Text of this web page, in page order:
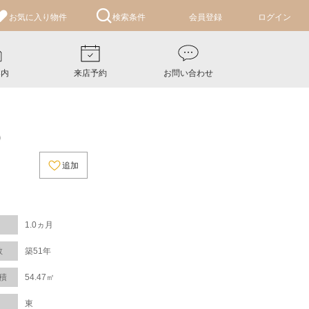
お気に入り 物件 検索条件 会員登録 ログイン
来店予約 お問い合わせ
追加
1.0ヵ月
築51年
54.47㎡
東